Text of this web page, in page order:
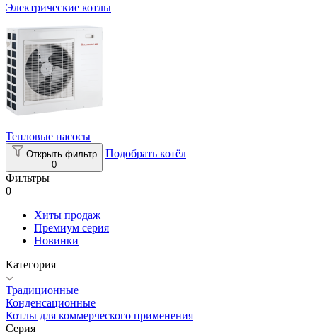
Электрические котлы
Тепловые насосы
Открыть фильтр
0
Подобрать котёл
Фильтры
0
Хиты продаж
Премиум серия
Новинки
Категория
Традиционные
Конденсационные
Котлы для коммерческого применения
Серия